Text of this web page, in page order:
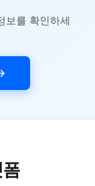
보를 확인하세